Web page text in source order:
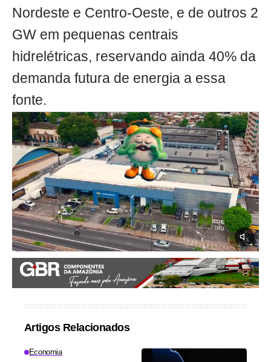
Nordeste e Centro-Oeste, e de outros 2
GW em pequenas centrais
hidrelétricas, reservando ainda 40% da
demanda futura de energia a essa
fonte.
Artigos Relacionados
Economia